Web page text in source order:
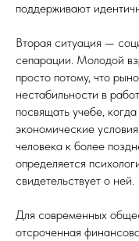
поддерживают
Вторая ситуация —
сепарации. Молодой
просто потому, что
нестабильности в
посвящать учебе,
экономические
человека к более
определяется
свидетельствует о ней.
Для современных
отсроченная